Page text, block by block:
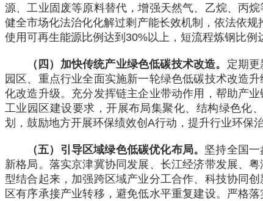
源、工业固废等原料替代，增强天然气、乙烷、丙
健全市场化法治化化解过剩产能长效机制，依法依
使用可再生能源比例达到30%以上，短流程炼钢比
（四）加快传统产业绿色低碳技术改造。 定期
园区、重点行业全面实施新一轮绿色低碳技术改造
化改造升级。充分发挥链主企业带动作用，帮助产
工业园区建设要求，开展布局集聚化、结构绿色化
划，鼓励地方开展环保绩效创A行动，提升行业环保治
（五）引导区域绿色低碳优化布局。 坚持全国
新格局。落实京津冀协同发展、长江经济带发展、
型结合起来，加强跨区域产业分工合作、科技协同
区有序承接产业转移，避免低水平重复建设。严格